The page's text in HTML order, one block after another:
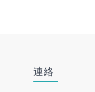
連絡